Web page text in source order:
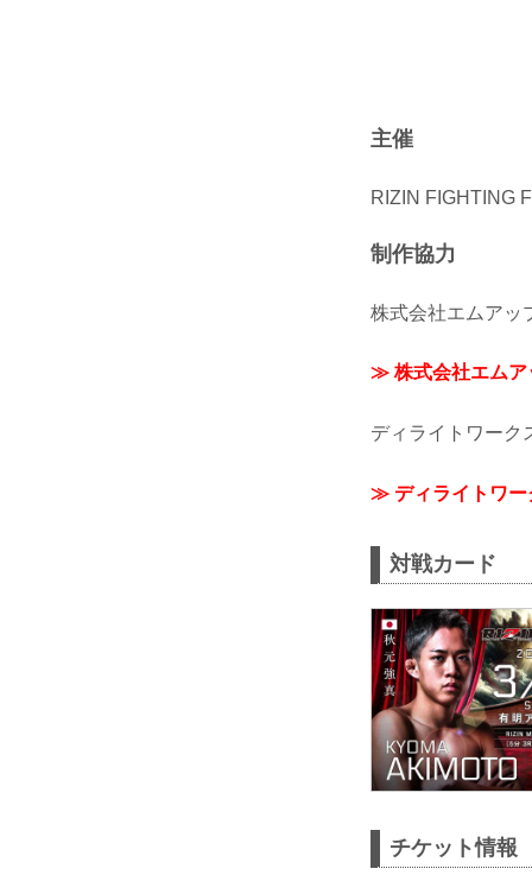
主催
RIZIN FIGHTING
制作協力
株式会社エムアッ
≫ 株式会社エムア
ディライトワーク
≫ ディライトワー
対戦カード
チケット情報